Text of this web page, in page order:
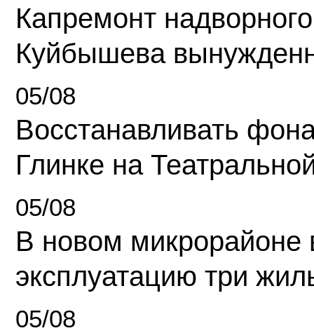
Капремонт
Куйбышева
05/08
Восстанавливать
Глинке на
05/08
В новом микрорайоне
эксплуатацию три
05/08